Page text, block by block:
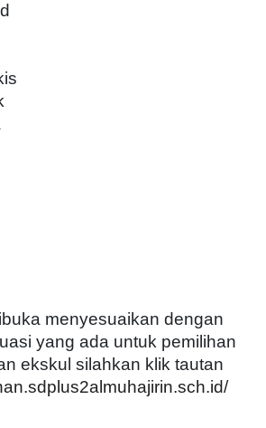
menyesuaikan dengan
yang ada untuk pemilihan
ekskul silahkan klik tautan